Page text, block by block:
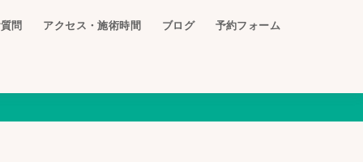
問 アクセス・施術時間 ブログ 予約フォーム